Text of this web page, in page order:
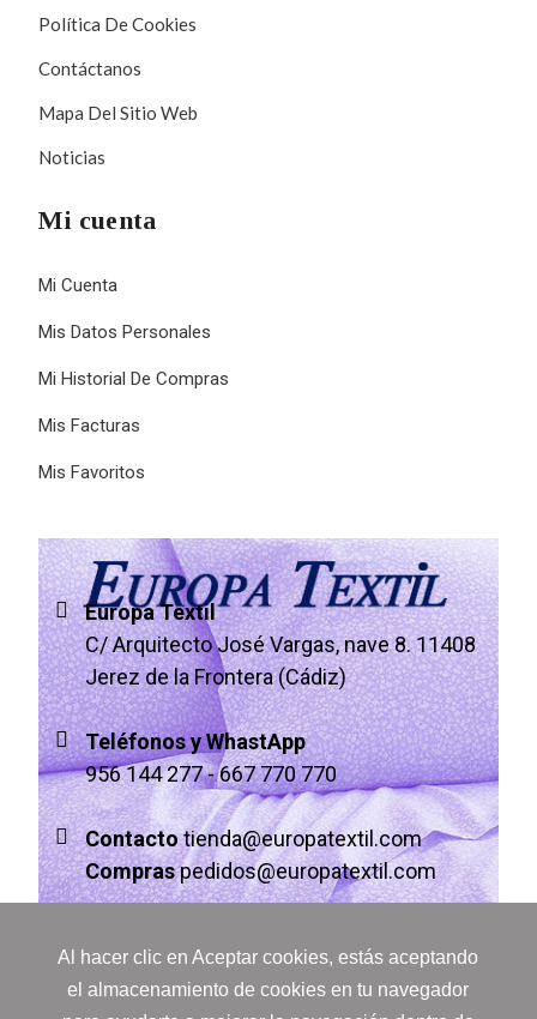
Política De Cookies
Contáctanos
Mapa Del Sitio Web
Noticias
Mi cuenta
Mi Cuenta
Mis Datos Personales
Mi Historial De Compras
Mis Facturas
Mis Favoritos
Europa Textil
C/ Arquitecto José Vargas, nave 8. 11408
Jerez de la Frontera (Cádiz)
Teléfonos y WhastApp
956 144 277-667 770 770
Contacto tienda@europatextil.com
Compraspedidos@europatextil.com
Al hacer clic en Aceptar cookies, estás aceptando
el almacenamiento de cookies en tu navegador